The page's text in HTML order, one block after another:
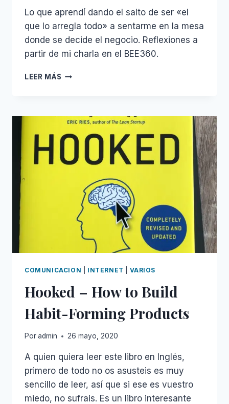
Lo que aprendí dando el salto de ser «el
que lo arregla todo» a sentarme en la mesa
donde se decide el negocio. Reflexiones a
partir de mi charla en el BEE360.
LEER MÁS DE
BUSINESS
LO
NADIE
CUENTA
SALTO
COMUNICACION INTERNET VARIOS
Hooked – How to Build
Habit-Forming Products
Poradmin 26 mayo, 2020
A quien quiera leer este libro en Inglés,
primero de todo no os asusteis es muy
sencillo de leer, así que si ese es vuestro
miedo, no sufrais. Es un libro interesante